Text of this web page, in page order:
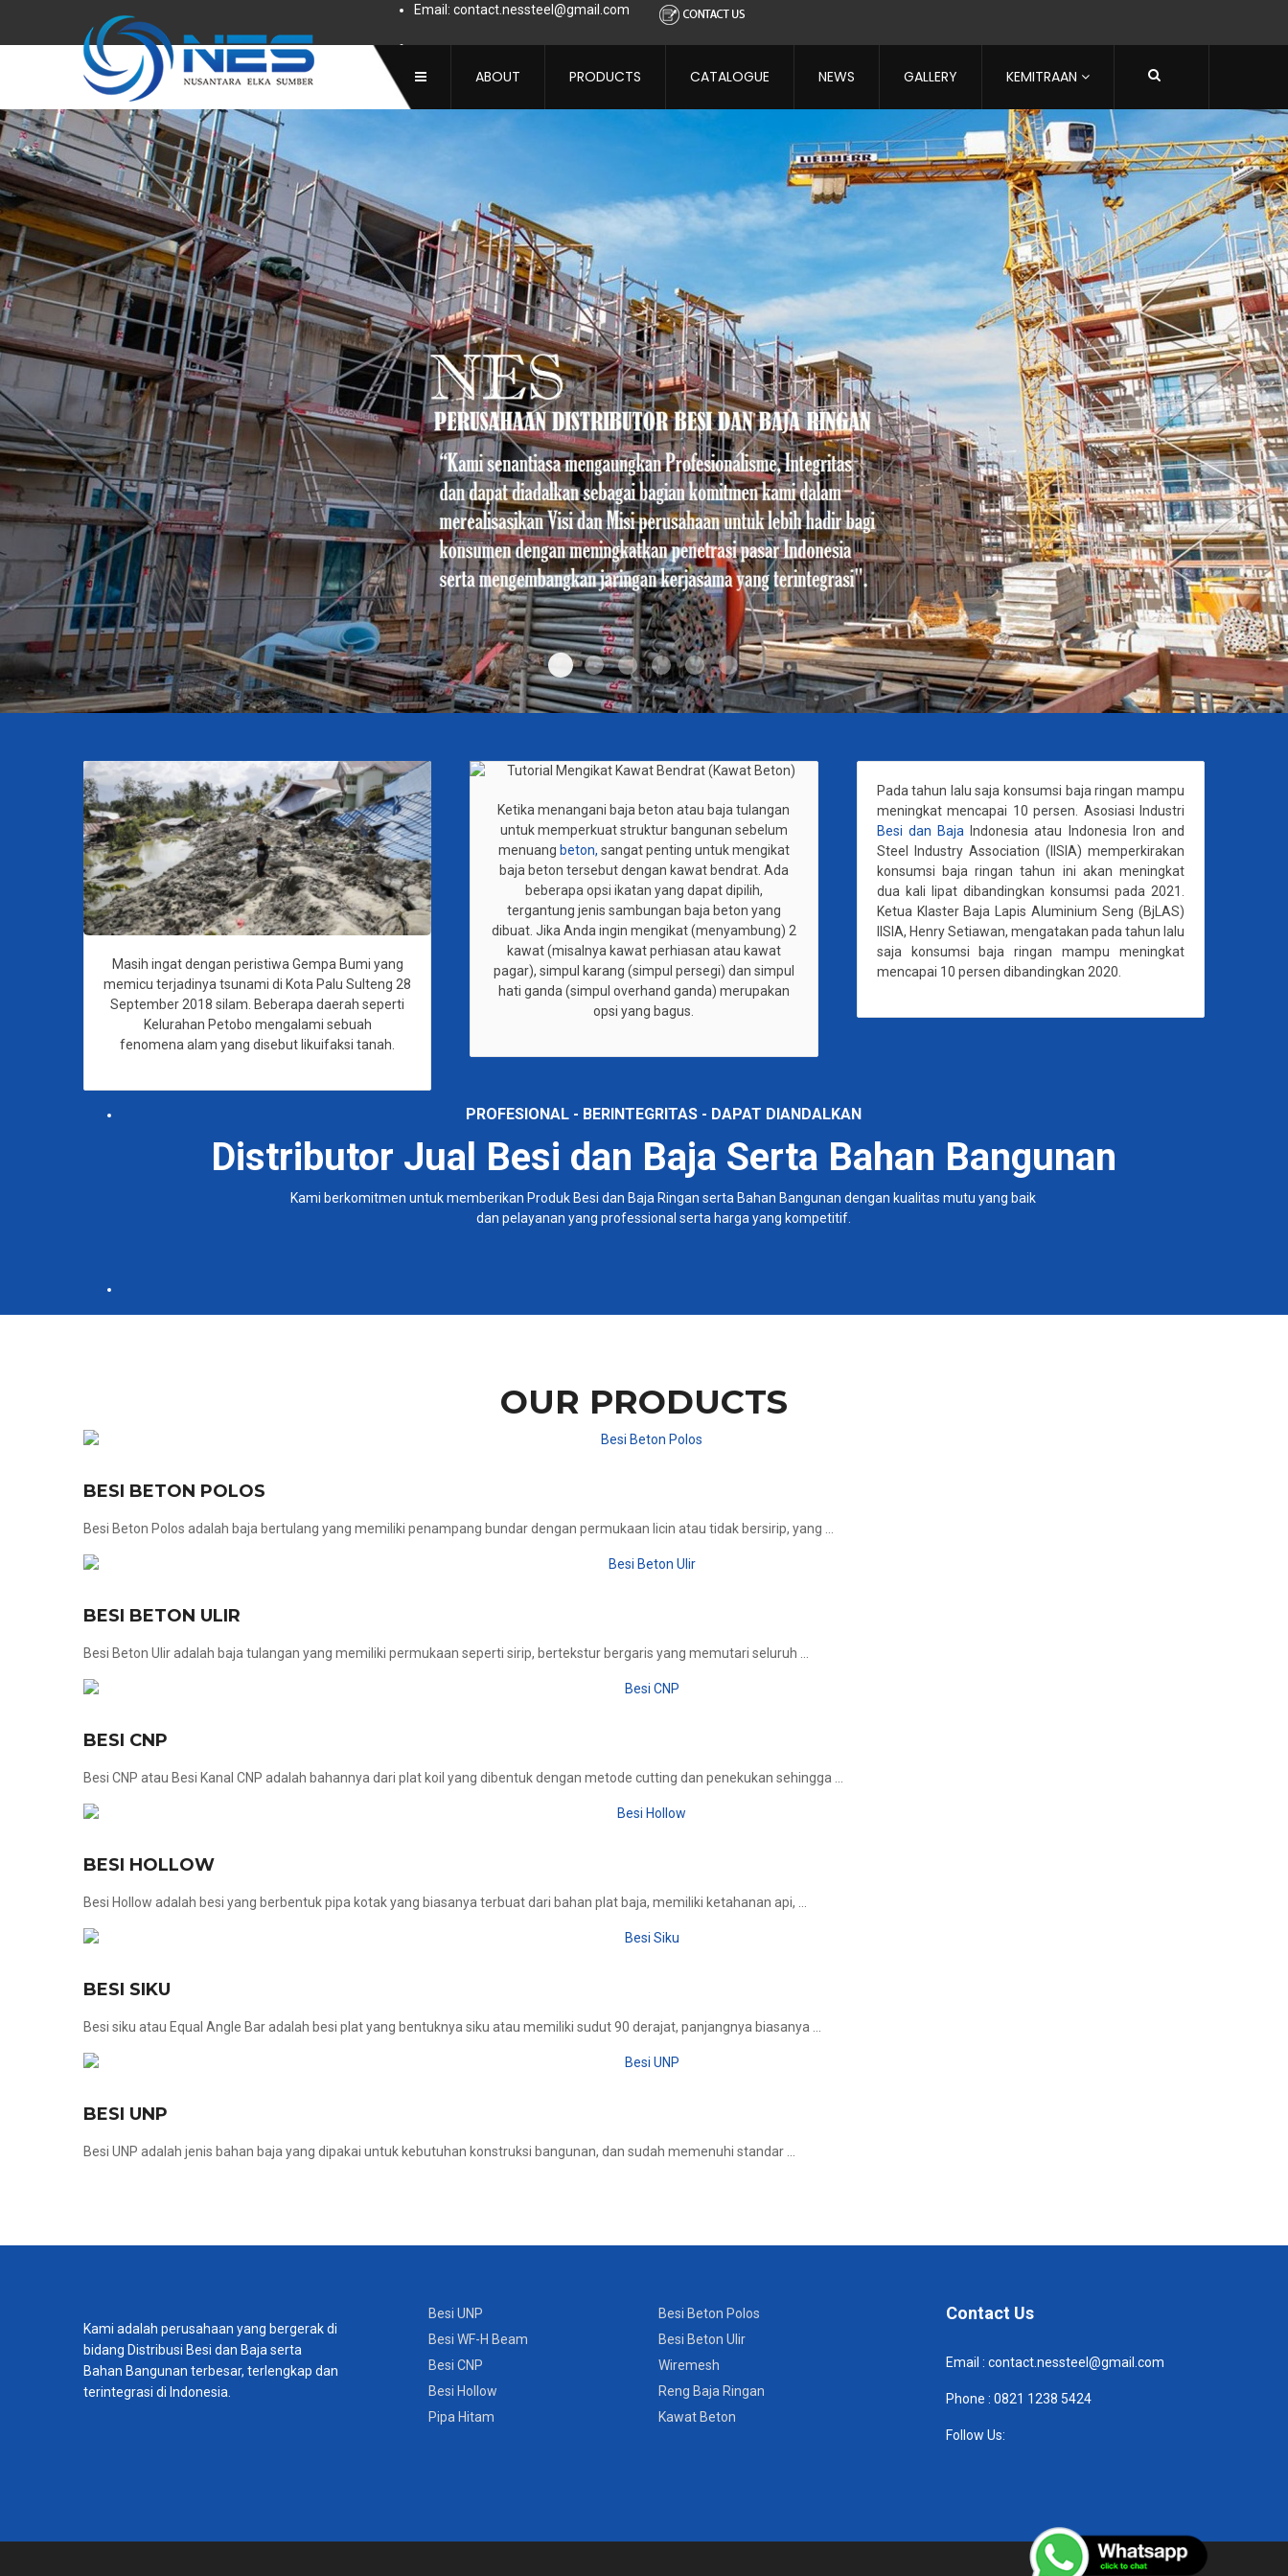
Email: contact.nessteel@gmail.com
Subscribe to this RSS feed
ABOUT PRODUCTS CATALOGUE NEWS GALLERY KEMITRAAN
Slider1slider-2
slider-3slider-4slider-5slider-6
Masih ingat dengan peristiwa Gempa Bumi yang
memicu terjadinya tsunami di Kota Palu Sulteng 28
September 2018 silam. Beberapa daerah seperti
Kelurahan Petobo mengalami sebuah
fenomena alam yang disebut likuifaksi tanah.
Ketika menangani baja beton atau baja tulangan
untuk memperkuat struktur bangunan sebelum
menuang beton, sangat penting untuk mengikat
baja beton tersebut dengan kawat bendrat. Ada
beberapa opsi ikatan yang dapat dipilih,
tergantung jenis sambungan baja beton yang
dibuat. Jika Anda ingin mengikat (menyambung) 2
kawat (misalnya kawat perhiasan atau kawat
pagar), simpul karang (simpul persegi) dan simpul
hati ganda (simpul overhand ganda) merupakan
opsi yang bagus.
Pada tahun lalu saja konsumsi baja ringan mampu
meningkat mencapai 10 persen. Asosiasi Industri
Besi dan Baja Indonesia atau Indonesia Iron and
Steel Industry Association (IISIA) memperkirakan
konsumsi baja ringan tahun ini akan meningkat
dua kali lipat dibandingkan konsumsi pada 2021.
Ketua Klaster Baja Lapis Aluminium Seng (BjLAS)
IISIA, Henry Setiawan, mengatakan pada tahun lalu
saja konsumsi baja ringan mampu meningkat
mencapai 10 persen dibandingkan 2020.
PROFESIONAL - BERINTEGRITAS - DAPAT DIANDALKAN
Distributor Jual Besi dan Baja Serta Bahan Bangunan
Kami berkomitmen untuk memberikan Produk Besi dan Baja Ringan serta Bahan Bangunan dengan kualitas mutu yang baik
dan pelayanan yang professional serta harga yang kompetitif.
OUR PRODUCTS
BESI BETON POLOS
Besi Beton Polos adalah baja bertulang yang memiliki penampang bundar dengan permukaan licin atau tidak bersirip, yang ...
BESI BETON ULIR
Besi Beton Ulir adalah baja tulangan yang memiliki permukaan seperti sirip, bertekstur bergaris yang memutari seluruh ...
BESI CNP
Besi CNP atau Besi Kanal CNP adalah bahannya dari plat koil yang dibentuk dengan metode cutting dan penekukan sehingga ...
BESI HOLLOW
Besi Hollow adalah besi yang berbentuk pipa kotak yang biasanya terbuat dari bahan plat baja, memiliki ketahanan api, ...
BESI SIKU
Besi siku atau Equal Angle Bar adalah besi plat yang bentuknya siku atau memiliki sudut 90 derajat, panjangnya biasanya ...
BESI UNP
Besi UNP adalah jenis bahan baja yang dipakai untuk kebutuhan konstruksi bangunan, dan sudah memenuhi standar ...
Kami adalah perusahaan yang bergerak di
bidang Distribusi Besi dan Baja serta
Bahan Bangunan terbesar, terlengkap dan
terintegrasi di Indonesia.
Besi UNP
Besi WF-H Beam
Besi CNP
Besi Hollow
Pipa Hitam
Besi Beton Polos
Besi Beton Ulir
Wiremesh
Reng Baja Ringan
Kawat Beton
Contact Us
Email : contact.nessteel@gmail.com
Phone : 0821 1238 5424
Follow Us: